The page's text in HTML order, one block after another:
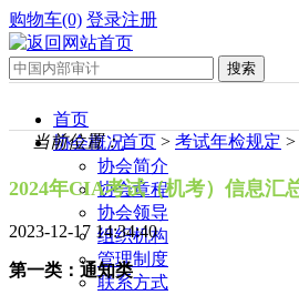
购物车(0) 登录注册
首页
协会概况
协会简介
协会章程
协会领导
组织机构
管理制度
联系方式
当前位置：首页 > 考试年检规定 >
2024年CIA考试（机考）信息汇
2023-12-17 14:34:40
第一类：通知类